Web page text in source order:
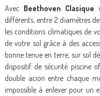
Avec Beethoven Clasique
différents, entre 2 diamètres
les conditions climatiques de
de votre sol grâce à des
bonne tenue en terre, sur sol
dispositif de sécurité piscine
double acion entre chaque
impossible à enlever pour un